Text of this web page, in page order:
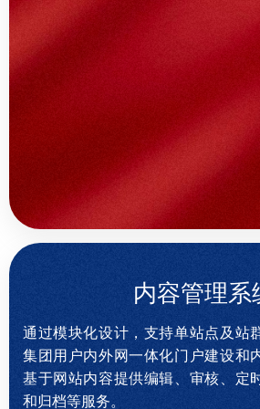
内容管理系
通过模块化设计，支持单站点及站
集团用户内外网一体化门户建设和
基于网站内容提供编辑、审核、定
和归档等服务。